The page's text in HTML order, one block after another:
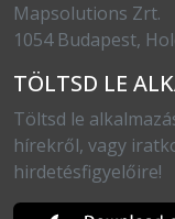
Mapsolutions Zrt.
1054 Budapest,
TÖLTSD LE
Töltsd le
hírekről, vagy
hirdetésfigyelőire!